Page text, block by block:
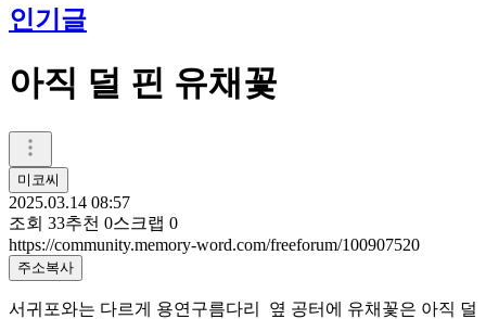
인기글
아직 덜 핀 유채꽃
미코씨
2025.03.14 08:57
조회 33추천 0스크랩 0
https://community.memory-word.com/freeforum/100907520
주소복사
서귀포와는 다르게 용연구름다리 옆 공터에 유채꽃은 아직 덜